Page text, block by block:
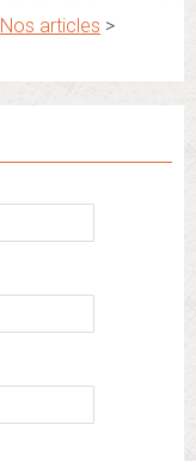
Nos articles >